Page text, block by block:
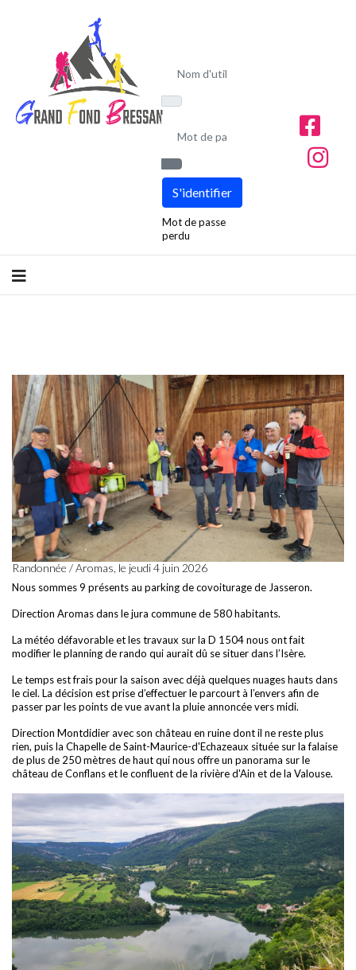
Afficher le mot de passe
S'identifier
Mot de passe
perdu
Randonnée / Aromas, le jeudi 4 juin 2026
Nous sommes 9 présents au parking de covoiturage de Jasseron.
Direction Aromas dans le jura commune de 580 habitants.
La météo défavorable et les travaux sur la D 1504 nous ont fait
modifier le planning de rando qui aurait dû se situer dans l’Isère.
Le temps est frais pour la saison avec déjà quelques nuages hauts dans
le ciel. La décision est prise d’effectuer le parcourt à l’envers afin de
passer par les points de vue avant la pluie annoncée vers midi.
Direction Montdidier avec son château en ruine dont il ne reste plus
rien, puis la Chapelle de Saint-Maurice-d'Echazeaux située sur la falaise
de plus de 250 mètres de haut qui nous offre un panorama sur le
château de Conflans et le confluent de la rivière d'Ain et de la Valouse.